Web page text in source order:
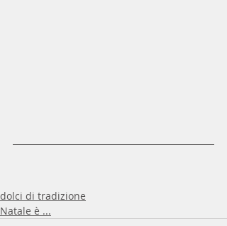
dolci di tradizione
Natale è ...